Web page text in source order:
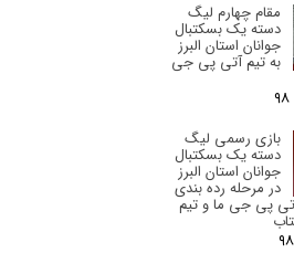
مقام چهارم لیگ
دسته یک بسکتبال
جوانان استان البرز‌
به تیم آتی پی جی
بازی رسمی لیگ
دسته یک بسکتبال
جوانان استان البرز‌
در مرحله رده بندی
پی جی ما و تیم